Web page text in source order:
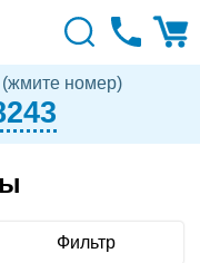
номер)
Фильтр